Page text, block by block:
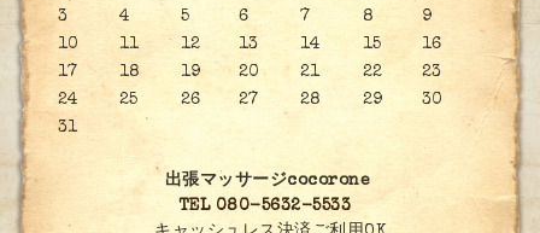
3
4 5 6 7 8
9
10
11 12 13 14 15
16
17
18 19 20 21 22
23
24
25 26 27 28 29
30
31
出張マッサージcocorone
TEL 080-5632-5533